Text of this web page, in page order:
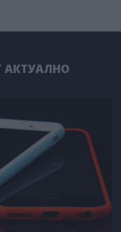
АКТУАЛНО